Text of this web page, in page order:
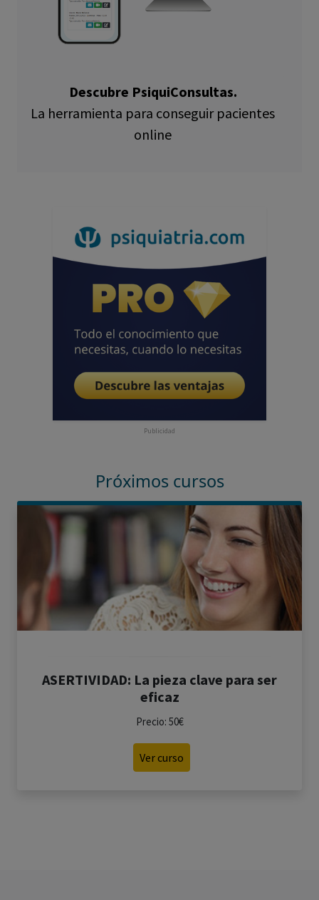
Descubre PsiquiConsultas.
La herramienta para conseguir pacientes
online
Publicidad
Próximos cursos
ASERTIVIDAD: La pieza clave para ser
eficaz
Precio: 50€
Ver curso